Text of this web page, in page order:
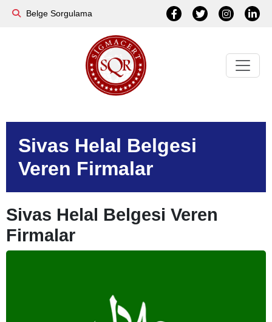
Belge Sorgulama
Sivas Helal Belgesi
Veren Firmalar
Sivas Helal Belgesi Veren
Firmalar